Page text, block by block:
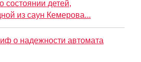
детей,
из саун Кемерова...
о надежности автомата